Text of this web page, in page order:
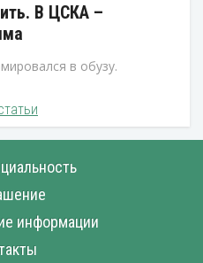
В ЦСКА –
в обузу.
информации